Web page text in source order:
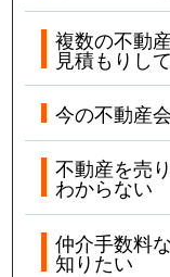
複数の不動
見積もりし
今の不動産
不動産を売
わからない
仲介手数料
知りたい